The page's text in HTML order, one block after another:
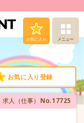
お気に入り メニュー
お気に入り登録
求人（仕事） No.17725